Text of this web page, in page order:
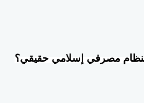
مصرفي إسلامي حقيقي؟